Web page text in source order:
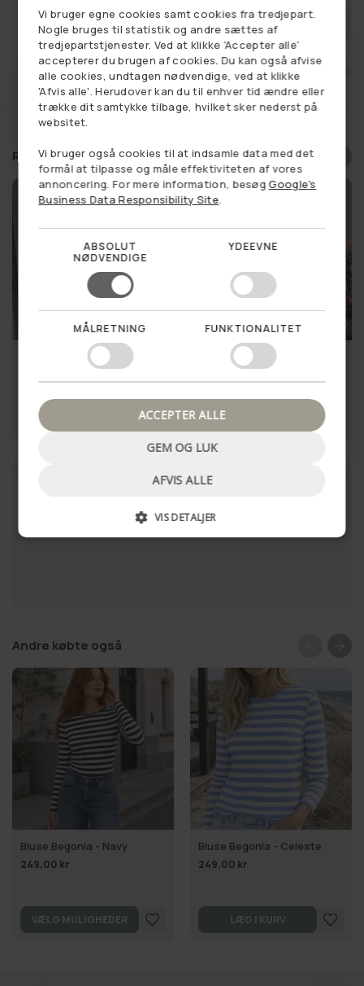
FÅ BESKED NÅR VAREN ER PÅ LAGER
Fri fragt ved køb over 749,- 14 dages
Relaterede produkter
Cardigan CREATION Cardigan Rosalie Black
Andre købte også
Bluse Begonia - Navy
249,00 kr
VÆLG MULIGHEDER
Bluse Begonia - Celeste
249,00 kr
LÆG I KURV
Vælg et produkt, og se om du
har vundet en rabat
Nej tak, luk pop up
DANISH
GERMAN
NORWEGIAN
SWEDISH
Vi bruger egne cookies samt cookies fra tredjepart.
Nogle bruges til statistik og andre sættes af
tredjepartstjenester. Ved at klikke 'Accepter alle'
accepterer du brugen af cookies. Du kan også afvise
alle cookies, undtagen nødvendige, ved at klikke
'Afvis alle'. Herudover kan du til enhver tid ændre eller
trække dit samtykke tilbage, hvilket sker nederst på
websitet.
Vi bruger også cookies til at indsamle data med det
formål at tilpasse og måle effektiviteten af vores
annoncering. For mere information, besøg Google's
Business Data Responsibility Site.
ABSOLUT
NØDVENDIGE
YDEEVNE
MÅLRETNING FUNKTIONALITET
GEM OG LUK
ACCEPTER ALLE
AFVIS ALLE
VIS DETALJER